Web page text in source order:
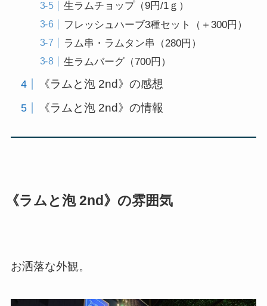
生ラムチョップ（9円/1ｇ）
フレッシュハーブ3種セット（＋300円）
ラム串・ラムタン串（280円）
生ラムバーグ（700円）
《ラムと泡 2nd》の感想
《ラムと泡 2nd》の情報
《ラムと泡 2nd》の雰囲気
お洒落な外観。